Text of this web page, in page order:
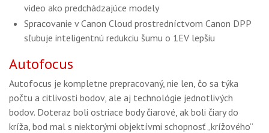
video ako predchádzajúce modely
Spracovanie v Canon Cloud prostredníctvom Canon DPP
sľubuje inteligentnú redukciu šumu o 1EV lepšiu
Autofocus
Autofocus je kompletne prepracovaný, nie len, čo sa týka
počtu a citlivosti bodov, ale aj technológie jednotlivých
bodov. Doteraz boli ostriace body čiarové, ak boli čiary do
kríža, bod mal s niektorými objektívmi schopnosť „krížového“